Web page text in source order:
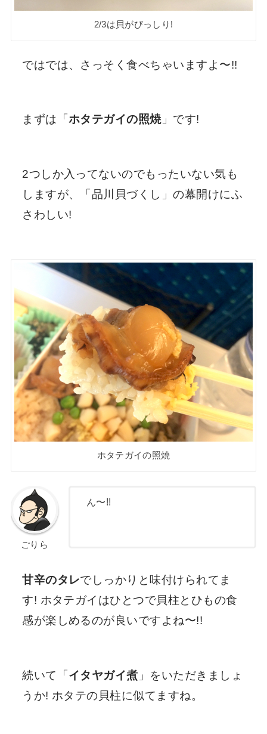
2/3は貝がびっしり!
ではでは、さっそく食べちゃいますよ〜!!
まずは「 ホタテガイの照焼」です!
2つしか入ってないのでもったいない気も
しますが、「品川貝づくし」の幕開けにふ
さわしい!
ホタテガイの照焼
ごりら
ん〜!!
甘辛のタレでしっかりと味付けられてま
す! ホタテガイはひとつで貝柱とひもの食
感が楽しめるのが良いですよね〜!!
続いて「イタヤガイ煮 」をいただきましょ
うか! ホタテの貝柱に似てますね。